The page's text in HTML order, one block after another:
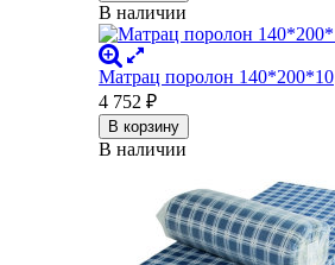
В наличии
Матрац поролон 140*200*10
4 752 ₽
В корзину
В наличии